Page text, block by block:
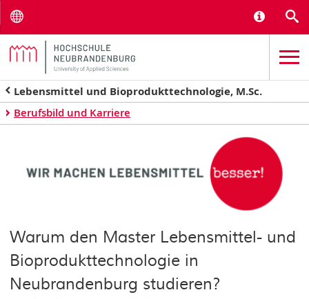
Lebensmittel und Bioprodukttechnologie, M.Sc.
Berufsbild und Karriere
Warum den Master Lebensmittel- und
Bioprodukttechnologie in
Neubrandenburg studieren?